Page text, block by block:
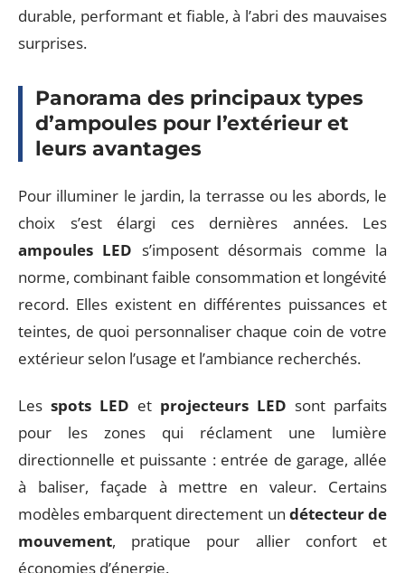
durable, performant et fiable, à l’abri des mauvaises
surprises.
Panorama des principaux types
d’ampoules pour l’extérieur et
leurs avantages
Pour illuminer le jardin, la terrasse ou les abords, le
choix s’est élargi ces dernières années. Les
ampoules LED s’imposent désormais comme la
norme, combinant faible consommation et longévité
record. Elles existent en différentes puissances et
teintes, de quoi personnaliser chaque coin de votre
extérieur selon l’usage et l’ambiance recherchés.
Les spots LED et projecteurs LED sont parfaits
pour les zones qui réclament une lumière
directionnelle et puissante : entrée de garage, allée
à baliser, façade à mettre en valeur. Certains
modèles embarquent directement un détecteur de
mouvement, pratique pour allier confort et
économies d’énergie.